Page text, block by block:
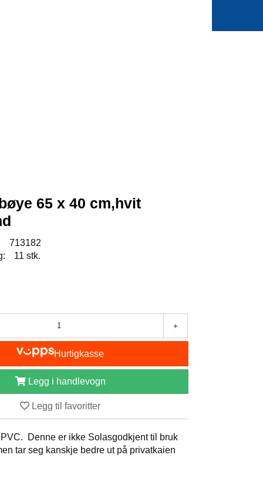
65 x 40 cm,hvit
713182
11 stk.
+
Hurtigkasse
Legg i handlevogn
Legg til favoritter
Denne er ikke Solasgodkjent til bruk
tar seg kanskje bedre ut på privatkaien